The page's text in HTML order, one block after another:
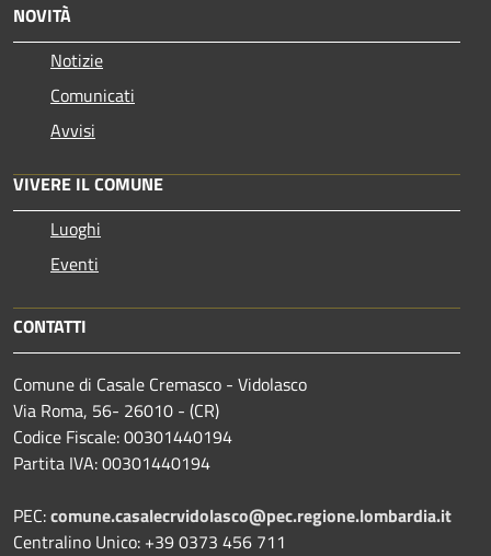
NOVITÀ
Notizie
Comunicati
Avvisi
VIVERE IL COMUNE
Luoghi
Eventi
CONTATTI
Comune di Casale Cremasco - Vidolasco
Via Roma, 56- 26010 - (CR)
Codice Fiscale: 00301440194
Partita IVA: 00301440194
PEC:comune.casalecrvidolasco@pec.regione.lombardia.it
Centralino Unico: +39 0373 456 711